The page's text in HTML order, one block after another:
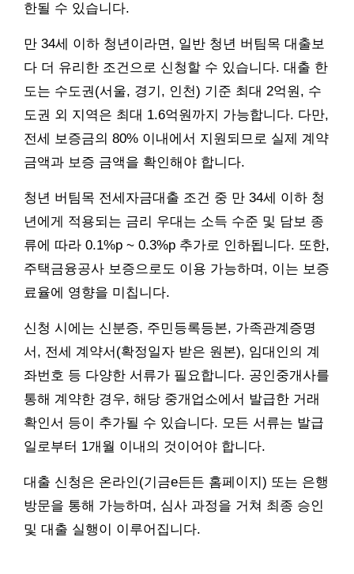
한될 수 있습니다.
만 34세 이하 청년이라면, 일반 청년 버팀목 대출보
다 더 유리한 조건으로 신청할 수 있습니다. 대출 한
도는 수도권(서울, 경기, 인천) 기준 최대 2억원, 수
도권 외 지역은 최대 1.6억원까지 가능합니다. 다만,
전세 보증금의 80% 이내에서 지원되므로 실제 계약
금액과 보증 금액을 확인해야 합니다.
청년 버팀목 전세자금대출 조건 중 만 34세 이하 청
년에게 적용되는 금리 우대는 소득 수준 및 담보 종
류에 따라 0.1%p ~ 0.3%p 추가로 인하됩니다. 또한,
주택금융공사 보증으로도 이용 가능하며, 이는 보증
료율에 영향을 미칩니다.
신청 시에는 신분증, 주민등록등본, 가족관계증명
서, 전세 계약서(확정일자 받은 원본), 임대인의 계
좌번호 등 다양한 서류가 필요합니다. 공인중개사를
통해 계약한 경우, 해당 중개업소에서 발급한 거래
확인서 등이 추가될 수 있습니다. 모든 서류는 발급
일로부터 1개월 이내의 것이어야 합니다.
대출 신청은 온라인(기금e든든 홈페이지) 또는 은행
방문을 통해 가능하며, 심사 과정을 거쳐 최종 승인
및 대출 실행이 이루어집니다.